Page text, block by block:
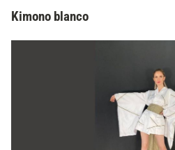
Kimono blanco